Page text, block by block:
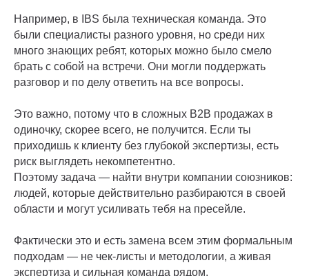
Например, в IBS была техническая команда. Это
были специалисты разного уровня, но среди них
много знающих ребят, которых можно было смело
брать с собой на встречи. Они могли поддержать
разговор и по делу ответить на все вопросы.
Это важно, потому что в сложных B2B продажах в
одиночку, скорее всего, не получится. Если ты
приходишь к клиенту без глубокой экспертизы, есть
риск выглядеть некомпетентно.
Поэтому задача — найти внутри компании союзников:
людей, которые действительно разбираются в своей
области и могут усиливать тебя на пресейле.
Фактически это и есть замена всем этим формальным
подходам — не чек-листы и методологии, а живая
экспертиза и сильная команда рядом.